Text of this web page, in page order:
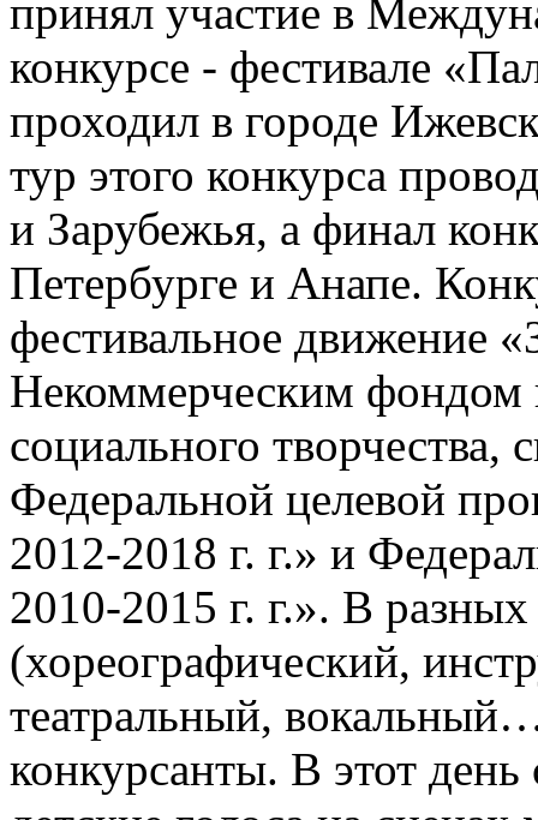
принял участие в
конкурсе - фестивале
проходил в городе
тур этого конкурса
и Зарубежья, а финал
Петербурге и Анапе.
фестивальное движение
Некоммерческим фондом
социального творчества,
Федеральной целевой
2012-2018 г. г.» и
2010-2015 г. г.». В
(хореографический,
театральный,
конкурсанты. В этот день